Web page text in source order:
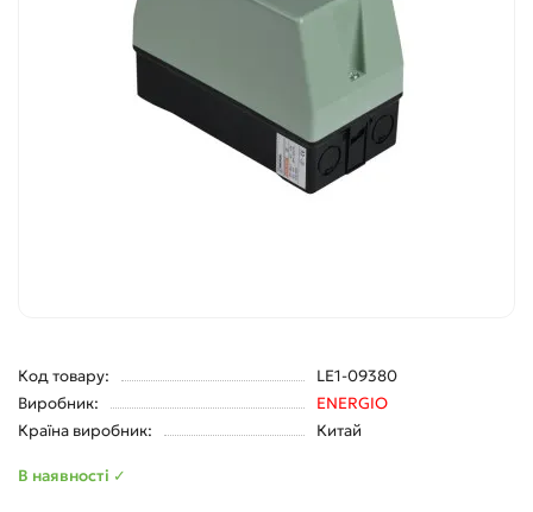
Код товару:
LE1-09380
Виробник:
ENERGIO
Країна виробник:
Китай
В наявності ✓